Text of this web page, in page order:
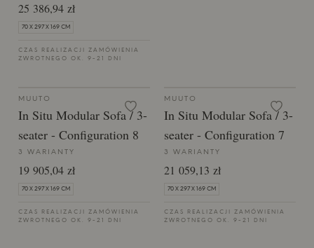
25 386,94 zł
70 X 297 X 169 CM
CZAS REALIZACJI ZAMÓWIENIA
ZWROTNEGO OK. 9-21 DNI
MUUTO
In Situ Modular Sofa / 3-
seater - Configuration 8
3 WARIANTY
19 905,04 zł
70 X 297 X 169 CM
CZAS REALIZACJI ZAMÓWIENIA
ZWROTNEGO OK. 9-21 DNI
MUUTO
In Situ Modular Sofa / 3-
seater - Configuration 7
3 WARIANTY
21 059,13 zł
70 X 297 X 169 CM
CZAS REALIZACJI ZAMÓWIENIA
ZWROTNEGO OK. 9-21 DNI